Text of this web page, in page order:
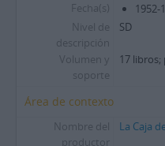
Fecha(s)
1952-
Nivel de
descripción
SD
Volumen y
soporte
17 libros;
Área de contexto
Nombre del
productor
La Caja